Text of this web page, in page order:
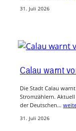
31. Juli 2026
Calau warnt
Die Stadt Calau
Stromzählern.
der Deutschen…
31. Juli 2026